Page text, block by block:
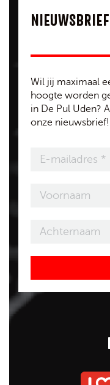
NIEUWSBRIEF
Wil jij maximaal
hoogte worden
in De Pul Uden?
onze nieuwsbrief!